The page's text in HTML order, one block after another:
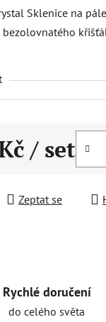
Sklenice na
/ set
Zeptat se
Rychlé doručení
do celého světa